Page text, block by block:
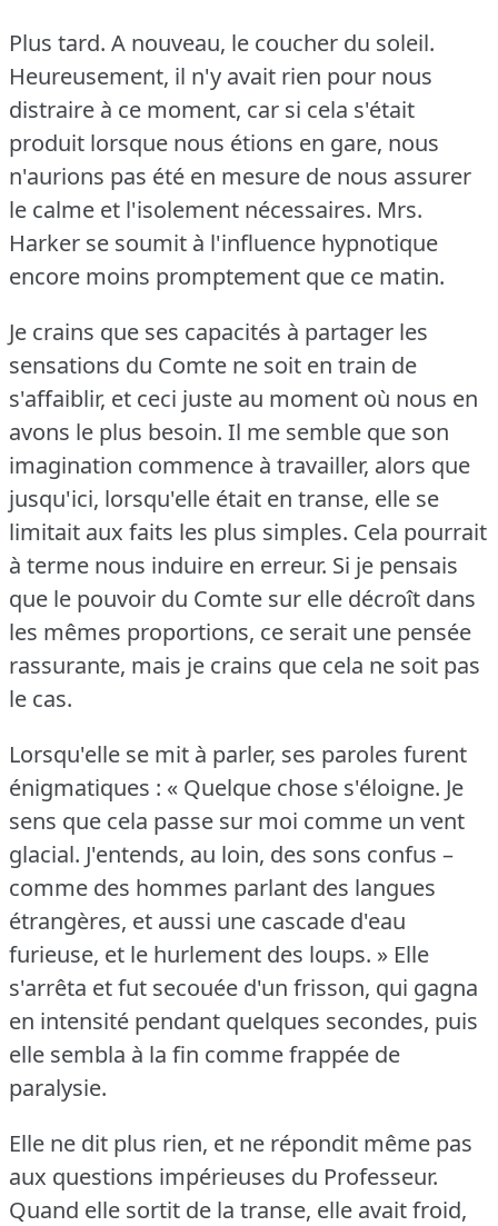
Plus tard. A nouveau, le coucher du soleil.
Heureusement, il n'y avait rien pour nous
distraire à ce moment, car si cela s'était
produit lorsque nous étions en gare, nous
n'aurions pas été en mesure de nous assurer
le calme et l'isolement nécessaires. Mrs.
Harker se soumit à l'influence hypnotique
encore moins promptement que ce matin.
Je crains que ses capacités à partager les
sensations du Comte ne soit en train de
s'affaiblir, et ceci juste au moment où nous en
avons le plus besoin. Il me semble que son
imagination commence à travailler, alors que
jusqu'ici, lorsqu'elle était en transe, elle se
limitait aux faits les plus simples. Cela pourrait
à terme nous induire en erreur. Si je pensais
que le pouvoir du Comte sur elle décroît dans
les mêmes proportions, ce serait une pensée
rassurante, mais je crains que cela ne soit pas
le cas.
Lorsqu'elle se mit à parler, ses paroles furent
énigmatiques : « Quelque chose s'éloigne. Je
sens que cela passe sur moi comme un vent
glacial. J'entends, au loin, des sons confus –
comme des hommes parlant des langues
étrangères, et aussi une cascade d'eau
furieuse, et le hurlement des loups. » Elle
s'arrêta et fut secouée d'un frisson, qui gagna
en intensité pendant quelques secondes, puis
elle sembla à la fin comme frappée de
paralysie.
Elle ne dit plus rien, et ne répondit même pas
aux questions impérieuses du Professeur.
Quand elle sortit de la transe, elle avait froid,